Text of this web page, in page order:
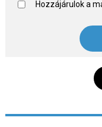
Hozzájárulok a